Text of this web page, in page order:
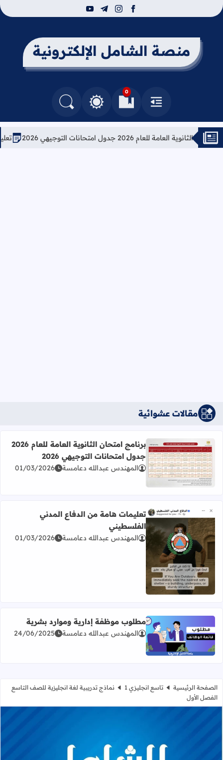
facebook
instagram
telegram
youtube
منصة الشامل الإلكترونية
القائمة
0
العلامات المرجعيةالتغيير بين الوضع النهاري والداكن
البحث في المدونة
للعام 2026 جدول امتحانات التوجيهي 2026 تعليمات
مقالات عشوائية
اقرأ المزيد عن برنامج امتحان الثانوية العامة للعام 2026 جدول امتحانات التوجيهي 2026
برنامج امتحان الثانوية العامة للعام 2026
جدول امتحانات التوجيهي 2026
المهندس عبدالله دعامسة 01/03/2026
اقرأ المزيد عن تعليمات هامة من الدفاع المدني الفلسطيني
تعليمات هامة من الدفاع المدني
الفلسطيني
المهندس عبدالله دعامسة 01/03/2026
اقرأ المزيد عن مطلوب موظفة إدارية وموارد بشرية
مطلوب موظفة إدارية وموارد بشرية
المهندس عبدالله دعامسة 24/06/2025
الصفحة الرئيسية تاسع انجليزي 1
نماذج تدريبية لغة انجليزية للصف التاسع
الفصل الأول